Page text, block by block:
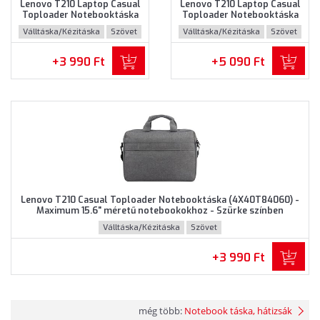
Lenovo T210 Laptop Casual
Toploader Notebooktáska
(GX40Q17231) - Maximum
15.6" méretű notebookokhoz
- Szürke színben
Válltáska/Kézitáska Szövet
+3 990 Ft
Lenovo T210 Laptop Casual
Toploader Notebooktáska
(GX40Q17232) - Maximum
15.6" méretű notebookokhoz
- Barna színben
Válltáska/Kézitáska Szövet
+5 090 Ft
Lenovo T210 Casual Toploader Notebooktáska (4X40T84060) -
Maximum 15.6" méretű notebookokhoz - Szürke színben
Válltáska/Kézitáska Szövet
+3 990 Ft
még több: Notebook táska, hátizsák